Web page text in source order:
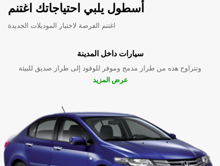
أسطول يلبي احتياجاتك اغتنم
اغتنم الفرصة لاختبار الموديلات الجديدة
سيارات داخل المدينة
وتتراوح هذه من طراز مدمج وموفر للوقود إلى طراز صديق للبيئة
عرض المزيد